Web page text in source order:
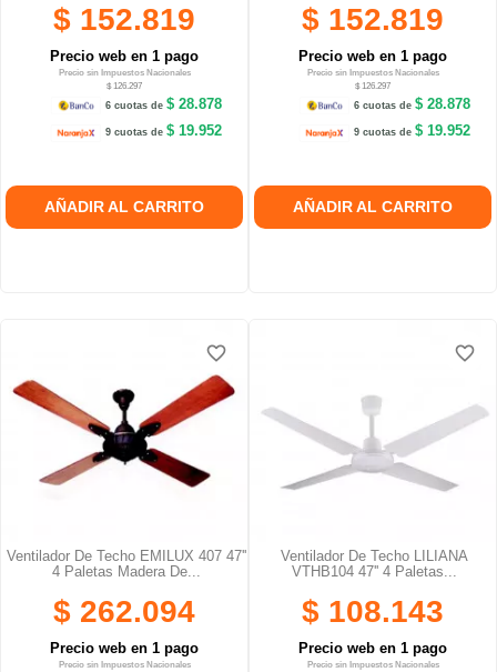
$ 152.819
Precio web en 1 pago
Precio sin Impuestos Nacionales
$ 126.297
6 cuotas de$ 28.878
9 cuotas de$ 19.952
AÑADIR AL CARRITO
$ 152.819
Precio web en 1 pago
Precio sin Impuestos Nacionales
$ 126.297
6 cuotas de$ 28.878
9 cuotas de$ 19.952
AÑADIR AL CARRITO
Ventilador De Techo EMILUX 407 47''
4 Paletas Madera De...
$ 262.094
Precio web en 1 pago
Precio sin Impuestos Nacionales
favorite_border
Ventilador De Techo LILIANA
VTHB104 47'' 4 Paletas...
$ 108.143
Precio web en 1 pago
Precio sin Impuestos Nacionales
favorite_border